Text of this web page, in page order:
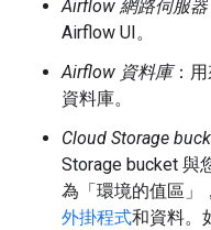
Airflow 網路伺服器
Airflow UI。
Airflow 資料庫：
資料庫。
Cloud Storage
Storage bucket 與
為「環境的值區」
外掛程式和資料。